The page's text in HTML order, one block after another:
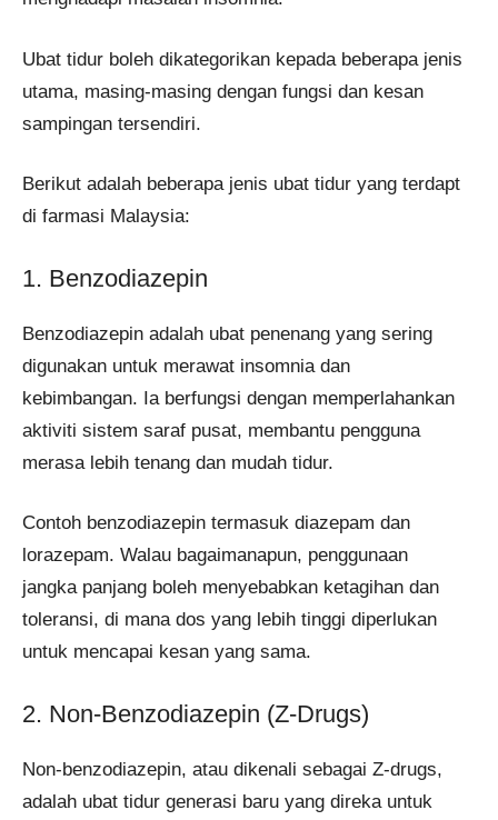
Ubat tidur boleh dikategorikan kepada beberapa jenis
utama, masing-masing dengan fungsi dan kesan
sampingan tersendiri.
Berikut adalah beberapa jenis ubat tidur yang terdapt
di farmasi Malaysia:
1. Benzodiazepin
Benzodiazepin adalah ubat penenang yang sering
digunakan untuk merawat insomnia dan
kebimbangan. Ia berfungsi dengan memperlahankan
aktiviti sistem saraf pusat, membantu pengguna
merasa lebih tenang dan mudah tidur.
Contoh benzodiazepin termasuk diazepam dan
lorazepam. Walau bagaimanapun, penggunaan
jangka panjang boleh menyebabkan ketagihan dan
toleransi, di mana dos yang lebih tinggi diperlukan
untuk mencapai kesan yang sama.
2. Non-Benzodiazepin (Z-Drugs)
Non-benzodiazepin, atau dikenali sebagai Z-drugs,
adalah ubat tidur generasi baru yang direka untuk